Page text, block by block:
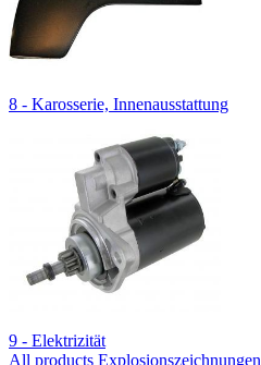
8 - Karosserie, Innenausstattung
9 - Elektrizität
All products Explosionszeichnungen